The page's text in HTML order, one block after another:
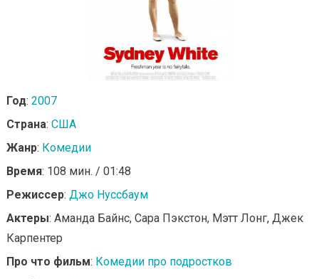
Год: 2007
Страна: США
Жанр: Комедии
Время: 108 мин. / 01:48
Режиссер: Джо Нуссбаум
Актеры: Аманда Байнс, Сара Пэкстон, Мэтт Лонг, Джек
Карпентер
Про что фильм: Комедии про подростков